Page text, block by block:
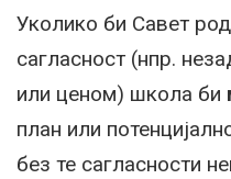
Уколико би Савет
сагласност (нпр.
или ценом) школа би
план или
без те сагласности